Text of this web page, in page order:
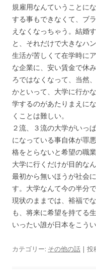
規雇用なんていうことに
する事もできなくて、ブ
えなくなっちゃう。結婚
と、それだけで大きなハ
生活が苦しくて在学時に
な企業に、安い賃金で休
ろではなくなって、当然
かといって、大学に行か
学するのがあたりまえに
くことは難しい。
２流、３流の大学がいっ
になっている事自体が罪
格をとらないと希望の職
大学に行くだけが目的な
最初から無いほうが社会
す。大学なんて今の半分
現状のままでは、裕福で
も、将来に希望を持てる
いったい誰が日本をこう
カテゴリー: その他の話 | 投